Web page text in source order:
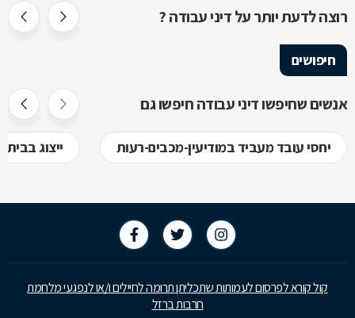
רוצה לדעת יותר על דיני עבודה ?
חיפושים
אנשים שחיפשו דיני עבודה חיפשו גם
יחסי עובד מעביד במודיעין-מכבים-רעות ייצוג
קול קורא לפרסום לעמותות שתכליתן תרומה לחיילים ו/או לנפגעי מלחמת
חרבות ברזל